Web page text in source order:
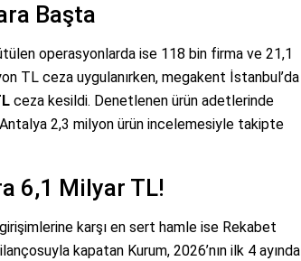
Başta
operasyonlarda ise 118 bin firma ve 21,1
TL ceza uygulanırken, megakent İstanbul’da
ceza kesildi. Denetlenen ürün adetlerinde
2,3 milyon ürün incelemesiyle takipte
6,1 Milyar TL!
karşı en sert hamle ise Rekabet
kapatan Kurum, 2026’nın ilk 4 ayında